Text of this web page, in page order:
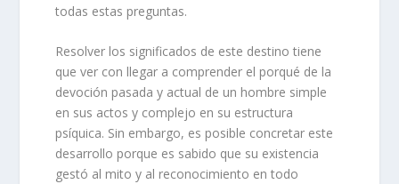
todas estas preguntas.
Resolver los significados de este destino tiene
que ver con llegar a comprender el porqué de la
devoción pasada y actual de un hombre simple
en sus actos y complejo en su estructura
psíquica. Sin embargo, es posible concretar este
desarrollo porque es sabido que su existencia
gestó al mito y al reconocimiento en todo